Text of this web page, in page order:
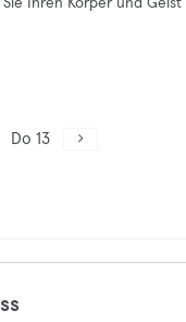
Ihren Körper und
Do 13